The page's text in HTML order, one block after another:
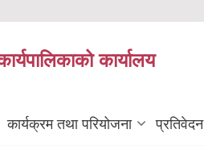
कार्यालय
कार्यक्रम तथा परियोजना प्रतिवेदन